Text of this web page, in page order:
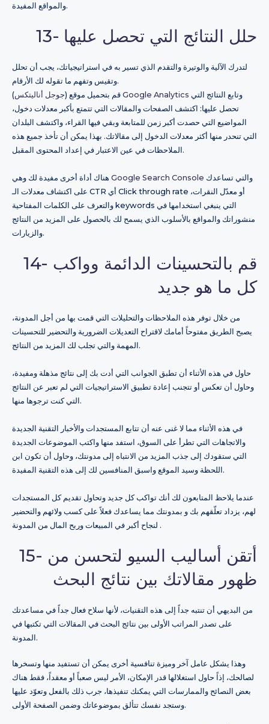
والمواقع المفيدة.
13- حلل النتائج التي تحصل عليها
لتدرك الآلية والوتيرة والتقدم الذي تسير به في استراتيجياتك، يجب أن تحلل
وتقيس وتفهم ما تقوله لك الأرقام.
قم بتحميل موقع (جوجل أناليتكس Google Analytics
تحصل عليها: اكتشف الصفحات والمقالات التي تتمتع بأكبر معدلات دخول،
المواضيع التي حصدت أكبر زمن للمتابعة وبقي فيها القراء، واكتشف البلدان
التي تنحدر منها أكثر معدلات الدخول إلى مقالاتك. بهذا يمكن أن تأخذ جميع هذه
الملاحظات في عين الاعتبار في إعداد المحتوى المقبل.
Google Search Console
على اكتشاف معدلات الـ CTR أي Click through rate أو معدّل النقرات،
والتعرف على الكلمات المفتاحية keywords التي ينبغي استخدامها في
منشوراتك والمواقع بالأسلوب الذي يسمح لك بالحصول على المزيد من النتائج
والزيارات.
14- قم بالتحسينات الدائمة وواكب
كل ما هو جديد
من خلال توفر هذه الملاحظات والتحليلات التي قمت بها من أجل المدونة،
يصبح الطريق مفتوحاً أمامك لاقتراح التعديلات الضرورية والتحضير للتحسينات
المهمة والتي تجلب لك المزيد من النتائج.
حاول في هذه الأثناء أن تطبق الجوانب التي أدت بك إلى نتائج مذهلة ومفيدة،
وحاول أن تعكس أو تتجنب إعادة تطبيق الاستراتيجيات التي لم تعبر عن النتائج
التي كنت ترجوها منها.
في هذه الأثناء مما لا غنى عنه أن تتابع المستجدات والأخبار التقنية الجديدة
والاتجاهات التي تطرأ على السوق، استفد منها واكتب الموضوعات الجديدة
التي ستقودك إلى جذب المزيد من الانتباه إلى مدونتك، وحاول أن تكون ابن
اللحظة وسيد الموقع واسبق المنافسين لك إلى هذه التقنية المفيدة.
عندما يلاحظ المتابعون لك أنك تواكب كل جديد وتحاول تقديم كل المستجدات
لهم، يزداد تعلّقهم بك و بمدونتك مما يساعدك فعلاً على كسب ولائهم والتحضير
لنجاح أكبر في المبيعات وربح المال من المدونة .
15- أتقن أساليب السيو لتحسن من
ظهور مقالاتك بين نتائج البحث
من البديهي أن تنتبه جداً إلى هذه التقنيات، لأنها سلاح فعال جداً في مساعدتك
على تصدر المراتب الأولى بين نتائج البحث في المقالات التي تكتبها في
المدونة.
وهذا يشكل عامل آخر وميزة تنافسية أخرى يمكن أن تستفيد منها وتسخرها
لصالحك، إذاً حاول استغلالها قدر الإمكان، الأمر ليس صعباً أو معقداً، فقط هناك
بعض النصائح والممارسات التي يمكنك تنفيذها، جرب ذلك بالفعل وتعوّد عليها
وستجد نفسك تتألق بموضوعاتك وضمن الصفحة الأولى.